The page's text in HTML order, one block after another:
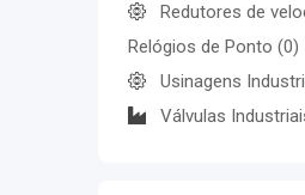
Redutores de
Relógios de Ponto (0)
Usinagens
Válvulas